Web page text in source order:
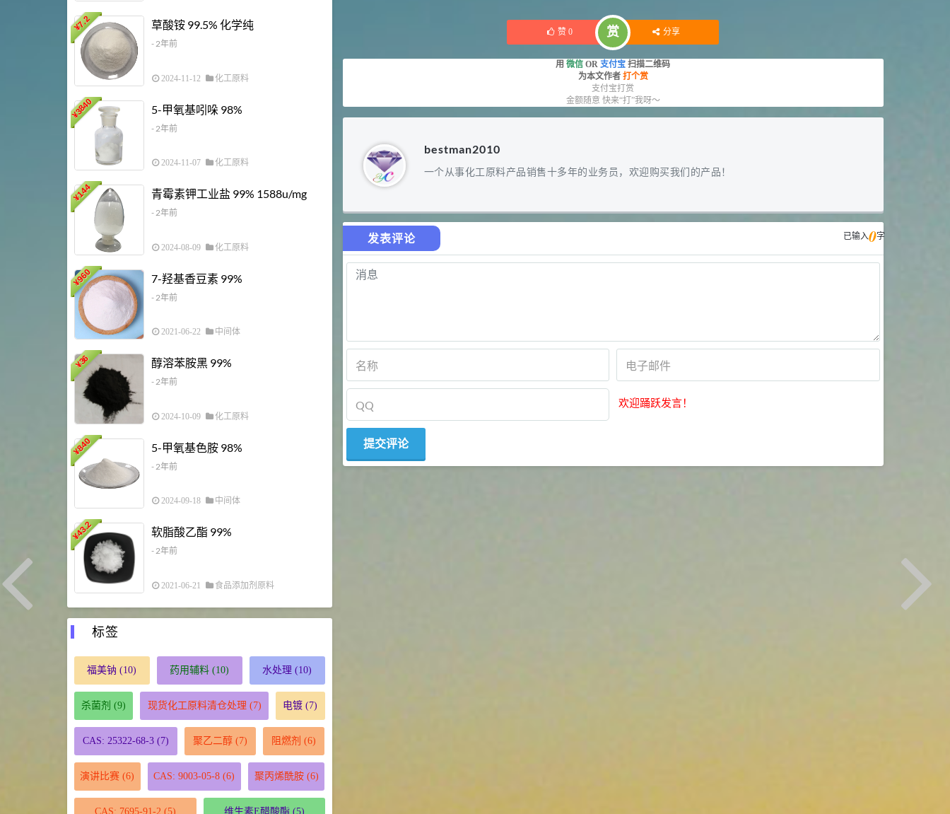
库存：2KG
赞 0 赏 分享
用 微信 OR 支付宝 扫描二维码
为本文作者 打个赏
支付宝打赏
金额随意 快来“打”我呀～
bestman2010
一个从事化工原料产品销售十多年的业务员，欢迎购买我们的产品！
发表评论 已输入0字
欢迎踊跃发言！
¥
7.2 草酸铵 99.5% 化学纯
- 2年前
2024-11-12 化工原料
¥
3840 5-甲氧基吲哚 98%
- 2年前
2024-11-07 化工原料
¥
144 青霉素钾工业盐 99% 1588u/mg
- 2年前
2024-08-09 化工原料
¥
960 7-羟基香豆素 99%
- 2年前
2021-06-22 中间体
¥
36 醇溶苯胺黑 99%
- 2年前
2024-10-09 化工原料
¥
840 5-甲氧基色胺 98%
- 2年前
2024-09-18 中间体
¥
43.2 软脂酸乙酯 99%
- 2年前
2021-06-21 食品添加剂原料
N-羟甲基丙烯酰胺 98% NMA
92 5
对甲氧基苯甲醛（茴香醛）
浏览量 - 1.89w
98.5%
浏览量 - 1.72w
2021-05-30
浏览量 - 1.55w
浏览量 - 1.54w
标签
福美钠 (10) 药用辅料 (10) 水处理 (10)
杀菌剂 (9) 现货化工原料清仓处理 (7) 电镀 (7)
CAS: 25322-68-3(7) 聚乙二醇(7) 阻燃剂 (6)
演讲比赛 (6) CAS: 9003-05-8 (6) 聚丙烯酰胺(6)
CAS: 7695-91-2 (5) 维生素E醋酸酯(5)